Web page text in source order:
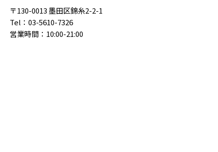
〒130-0013 墨田区錦糸2-2-1
Tel：03-5610-7326
営業時間：10:00-21:00